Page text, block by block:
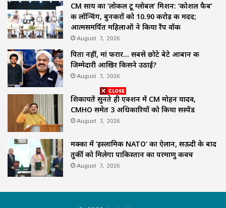
CM साय का ‘लोकल टू ग्लोबल’ मिशन: ‘कोशल फैब’
की लॉन्चिंग, बुनकरों को 10.90 करोड़ की मदद;
आत्मसमर्पित महिलाओं ने किया रैंप वॉक
August 7, 2026
पिता नहीं, मां फरार… सबसे छोटे बेटे आबान की
जिम्मेदारी आखिर किसने उठाई?
August 7, 2026
शिकायतें सुनते ही एक्शन में CM मोहन यादव,
CMHO समेत 3 अधिकारियों को किया सस्पेंड
August 7, 2026
मक्का में ‘इस्लामिक NATO’ का ऐलान, सऊदी के बाद
तुर्की को मिलेगा पाकिस्तान का परमाणु कवच
August 7, 2026